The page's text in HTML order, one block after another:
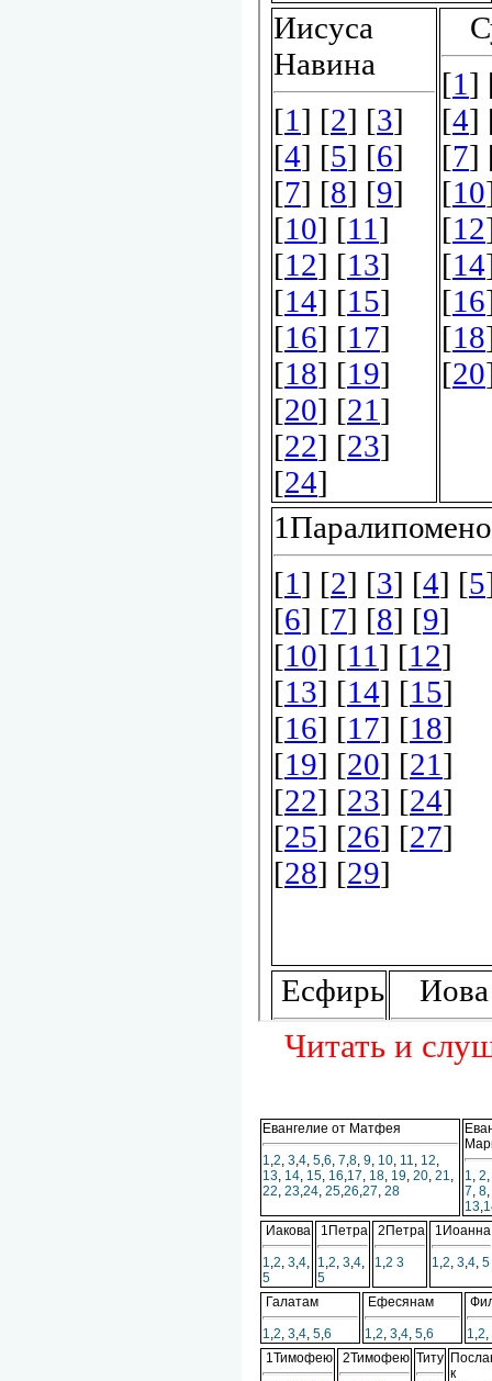
Читать и
Евангелие от Матфея
1,2, 3,4, 5,6, 7,8, 9, 10, 11, 12,
13, 14, 15, 16,17, 18, 19, 20, 21,
22, 23,24, 25,26,27, 28
1, 2
7, 8,
13,
Иакова
1,2, 3,4,
5
1Петра
1,2, 3,4,
5
2Петра
1,2 3
1Иоанна
1,2, 3,4, 5
Галатам
1,2, 3,4, 5,6
Ефесянам
1,2, 3,4, 5,6 1,2,
1Тимофею
2Тимофею Титу
к